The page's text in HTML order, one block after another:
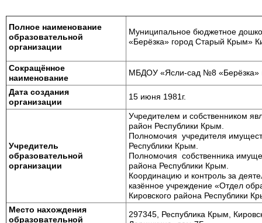
Полное наименование
образовательной
организации
Муниципальное бюджетное
«Берёзка» город Старый Крым»
Сокращённое
наименование
МБДОУ «Ясли-сад №8 «Берёзка»
Дата создания
организации
15 июня 1981г.
Учредитель
образовательной
организации
Учредителем и собственником
район Республики Крым.
Полномочия учредителя
Республики Крым.
Полномочия собственника
района Республики Крым.
Координацию и контроль за
казённое учреждение «Отдел
Кировского района Республики
Место нахождения
образовательной
297345, Республика Крым,